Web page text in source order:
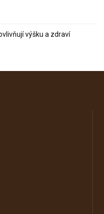
výšku a zdraví